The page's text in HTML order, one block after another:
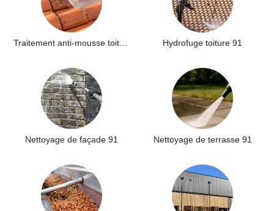
Hydrofuge toiture 91
Nettoyage de façade 91 Nettoyage de terrasse 91